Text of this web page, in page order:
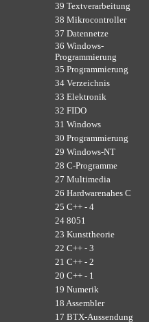
39 Textverarbeitung
38 Mikrocontroller
37 Datennetze
36 Windows-
Programmierung
35 Programmierung
34 Verzeichnis
33 Elektronik
32 FIDO
31 Windows
30 Programmierung
29 Windows-NT
28 C-Programme
27 Multimedia
26 Hardwarenahes C
25 C++ - 4
24 8051
23 Kunsttheorie
22 C++ - 3
21 C++ - 2
20 C++ - 1
19 Numerik
18 Assembler
17 BTX-Aussendung